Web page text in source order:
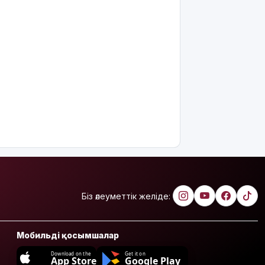
Біз әлеуметтік желіде:
Мобильді қосымшалар
Download on the
App Store
Get it on
Google Play